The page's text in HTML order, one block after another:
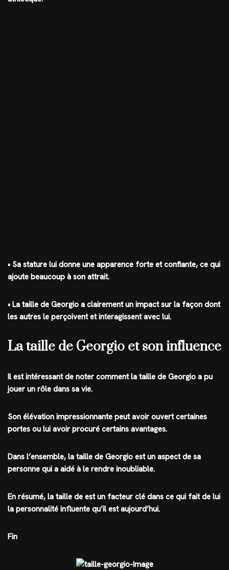
• Sa stature lui donne une apparence forte et confiante, ce qui
ajoute beaucoup à son attrait.
• La taille de Georgio a clairement un impact sur la façon dont
les autres le perçoivent et interagissent avec lui.
La taille de Georgio et son influence
Il est intéressant de noter comment la taille de Georgio a pu
jouer un rôle dans sa vie.
Son élévation impressionnante peut avoir ouvert certaines
portes ou lui avoir procuré certains avantages.
Dans l’ensemble, la taille de Georgio est un aspect de sa
personne qui a aidé à le rendre inoubliable.
En résumé, la taille de est un facteur clé dans ce qui fait de lui
la personnalité influente qu’il est aujourd’hui.
Fin